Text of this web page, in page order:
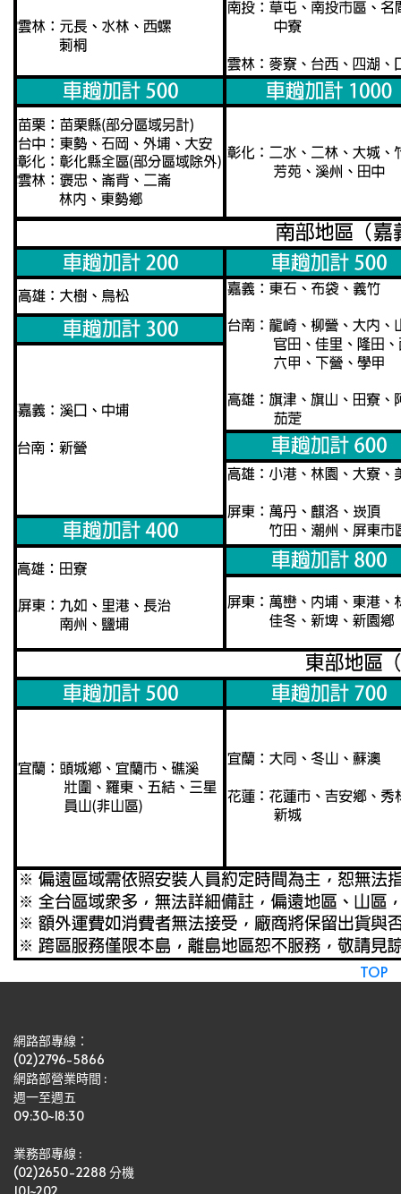
TOP
網路部專線：
(02)2796-5866
網路部營業時間 :
週一至週五
09:30~18:30
業務部專線 :
(02)2650-2288 分機
101~202